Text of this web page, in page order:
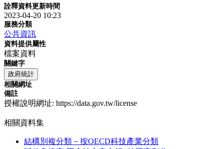
詮釋資料更新時間
2023-04-20 10:23
服務分類
公共資訊
資料提供屬性
檔案資料
關鍵字
政府統計
相關網址
備註
授權說明網址: https://data.gov.tw/license
相關資料集
結構別複分類－按OECD科技產業分類